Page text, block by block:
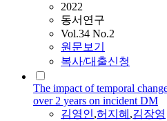
2022
동서연구
Vol.34 No.2
원문보기
복사/대출신청
The impact of temporal
over 2 years on incident DM
김영인,허지혜 ,김장영